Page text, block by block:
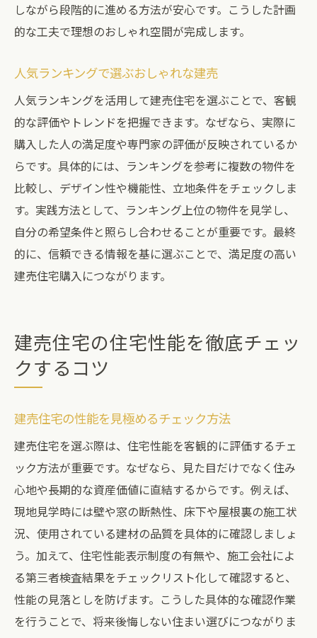
しながら段階的に進める方法が安心です。こうした計画
的な工夫で理想のおしゃれ空間が完成します。
人気ランキングで選ぶおしゃれな建売
人気ランキングを活用して建売住宅を選ぶことで、客観
的な評価やトレンドを把握できます。なぜなら、実際に
購入した人の満足度や専門家の評価が反映されているか
らです。具体的には、ランキングを参考に複数の物件を
比較し、デザイン性や機能性、立地条件をチェックしま
す。実践方法として、ランキング上位の物件を見学し、
自分の希望条件と照らし合わせることが重要です。最終
的に、信頼できる情報を基に選ぶことで、満足度の高い
建売住宅購入につながります。
建売住宅の住宅性能を徹底チェッ
クするコツ
建売住宅の性能を見極めるチェック方法
建売住宅を選ぶ際は、住宅性能を客観的に評価するチェ
ック方法が重要です。なぜなら、見た目だけでなく住み
心地や長期的な資産価値に直結するからです。例えば、
現地見学時には壁や窓の断熱性、床下や屋根裏の施工状
況、使用されている建材の品質を具体的に確認しましょ
う。加えて、住宅性能表示制度の有無や、施工会社によ
る第三者検査結果をチェックリスト化して確認すると、
性能の見落としを防げます。こうした具体的な確認作業
を行うことで、将来後悔しない住まい選びにつながりま